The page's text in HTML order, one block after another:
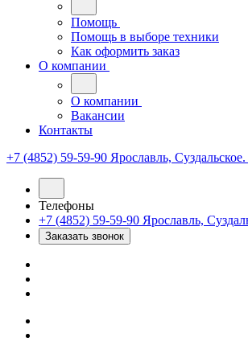
Помощь
Помощь в выборе техники
Как оформить заказ
О компании
О компании
Вакансии
Контакты
+7 (4852) 59-59-90 Ярославль,
Телефоны
+7 (4852) 59-59-90 Ярославль,
Заказать звонок